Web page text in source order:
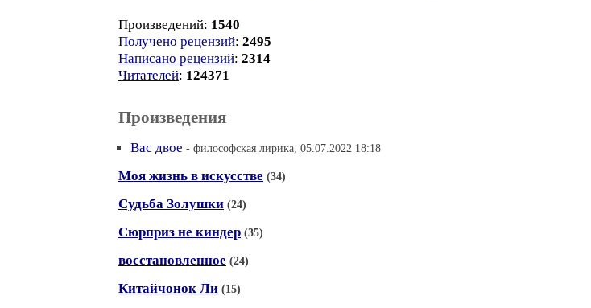
Произведений: 1540
Получено рецензий: 2495
Написано рецензий: 2314
Читателей: 124371
Произведения
Вас двое - философская лирика, 05.07.2022 18:18
Моя жизнь в искусстве (34)
Судьба Золушки (24)
Сюрприз не киндер (35)
восстановленное (24)
Китайчонок Ли (15)